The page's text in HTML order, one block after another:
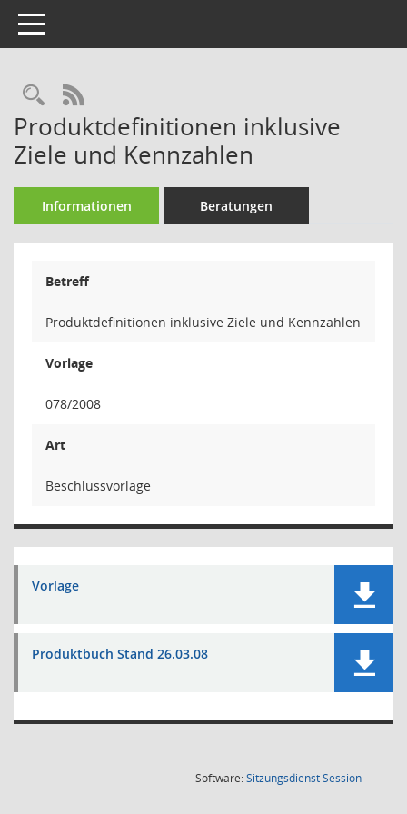
Toggle navigation
Rechercheauswahl
RSS-Feed
Produktdefinitionen inklusive
Ziele und Kennzahlen
Informationen Beratungen
Betreff
Produktdefinitionen inklusive Ziele und Kennzahlen
Vorlage
078/2008
Art
Beschlussvorlage
Vorlage
Produktbuch Stand 26.03.08
Software:SitzungsdienstSession(Wird in